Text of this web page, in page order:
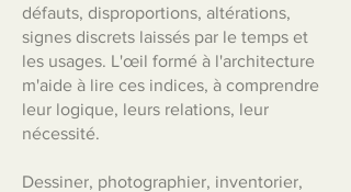
défauts, disproportions, altérations,
signes discrets laissés par le temps et
les usages. L'œil formé à l'architecture
m'aide à lire ces indices, à comprendre
leur logique, leurs relations, leur
nécessité.
Dessiner, photographier, inventorier,